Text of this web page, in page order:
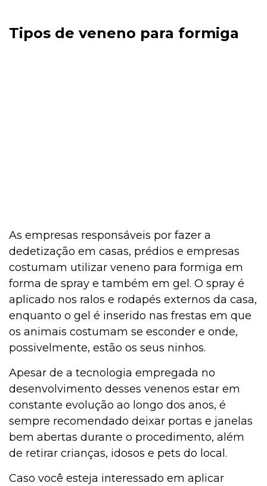
Tipos de veneno para formiga
As empresas responsáveis por fazer a
dedetização em casas, prédios e empresas
costumam utilizar veneno para formiga em
forma de spray e também em gel. O spray é
aplicado nos ralos e rodapés externos da casa,
enquanto o gel é inserido nas frestas em que
os animais costumam se esconder e onde,
possivelmente, estão os seus ninhos.
Apesar de a tecnologia empregada no
desenvolvimento desses venenos estar em
constante evolução ao longo dos anos, é
sempre recomendado deixar portas e janelas
bem abertas durante o procedimento, além
de retirar crianças, idosos e pets do local.
Caso você esteja interessado em aplicar